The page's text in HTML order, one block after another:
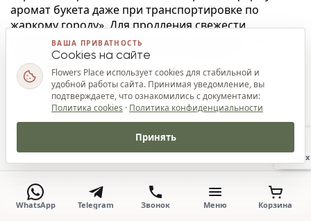
аромат букета даже при транспортировке по
жаркому городу». Для продления свежести
рекомендуют ежедневно менять воду в корзине и
избегать прямых солнечных лучей внутри
помещения.
WhatsApp Telegram Звонок Меню Корзина
Наверх
ВАША ПРИВАТНОСТЬ
Cookies на сайте
Flowers Place использует cookies для стабильной и
удобной работы сайта. Принимая уведомление, вы
подтверждаете, что ознакомились с документами:
Политика cookies · Политика конфиденциальности
Принять